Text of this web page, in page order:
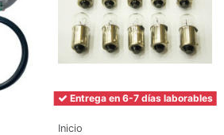
Entrega en 6-7 días laborables
Inicio